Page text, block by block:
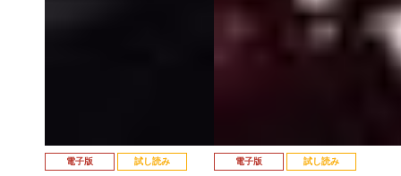
電子版 試し読み 電子版 試し読み